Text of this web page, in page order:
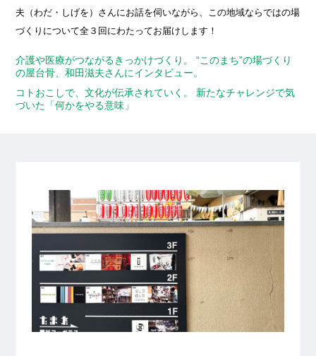
夫（わだ・しげを）さんにお話を伺いながら、この地域ならではの場
づくりについて全３回にわたってお届けします！
介護や医療がつながるきっかけづくり。 “このまち”の場づくり
の屋台骨、和田滋夫さんにインタビュー。
コトおこしで、文化が伝承されていく。 新たなチャレンジで気
づいた「何かをやる意味」